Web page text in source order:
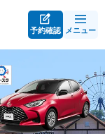
予約確認 メニュー